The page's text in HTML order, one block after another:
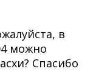
в
можно
Спасибо